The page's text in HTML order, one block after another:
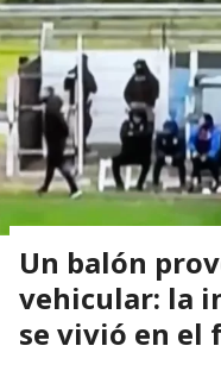
Un balón
vehicular: la
se vivió en